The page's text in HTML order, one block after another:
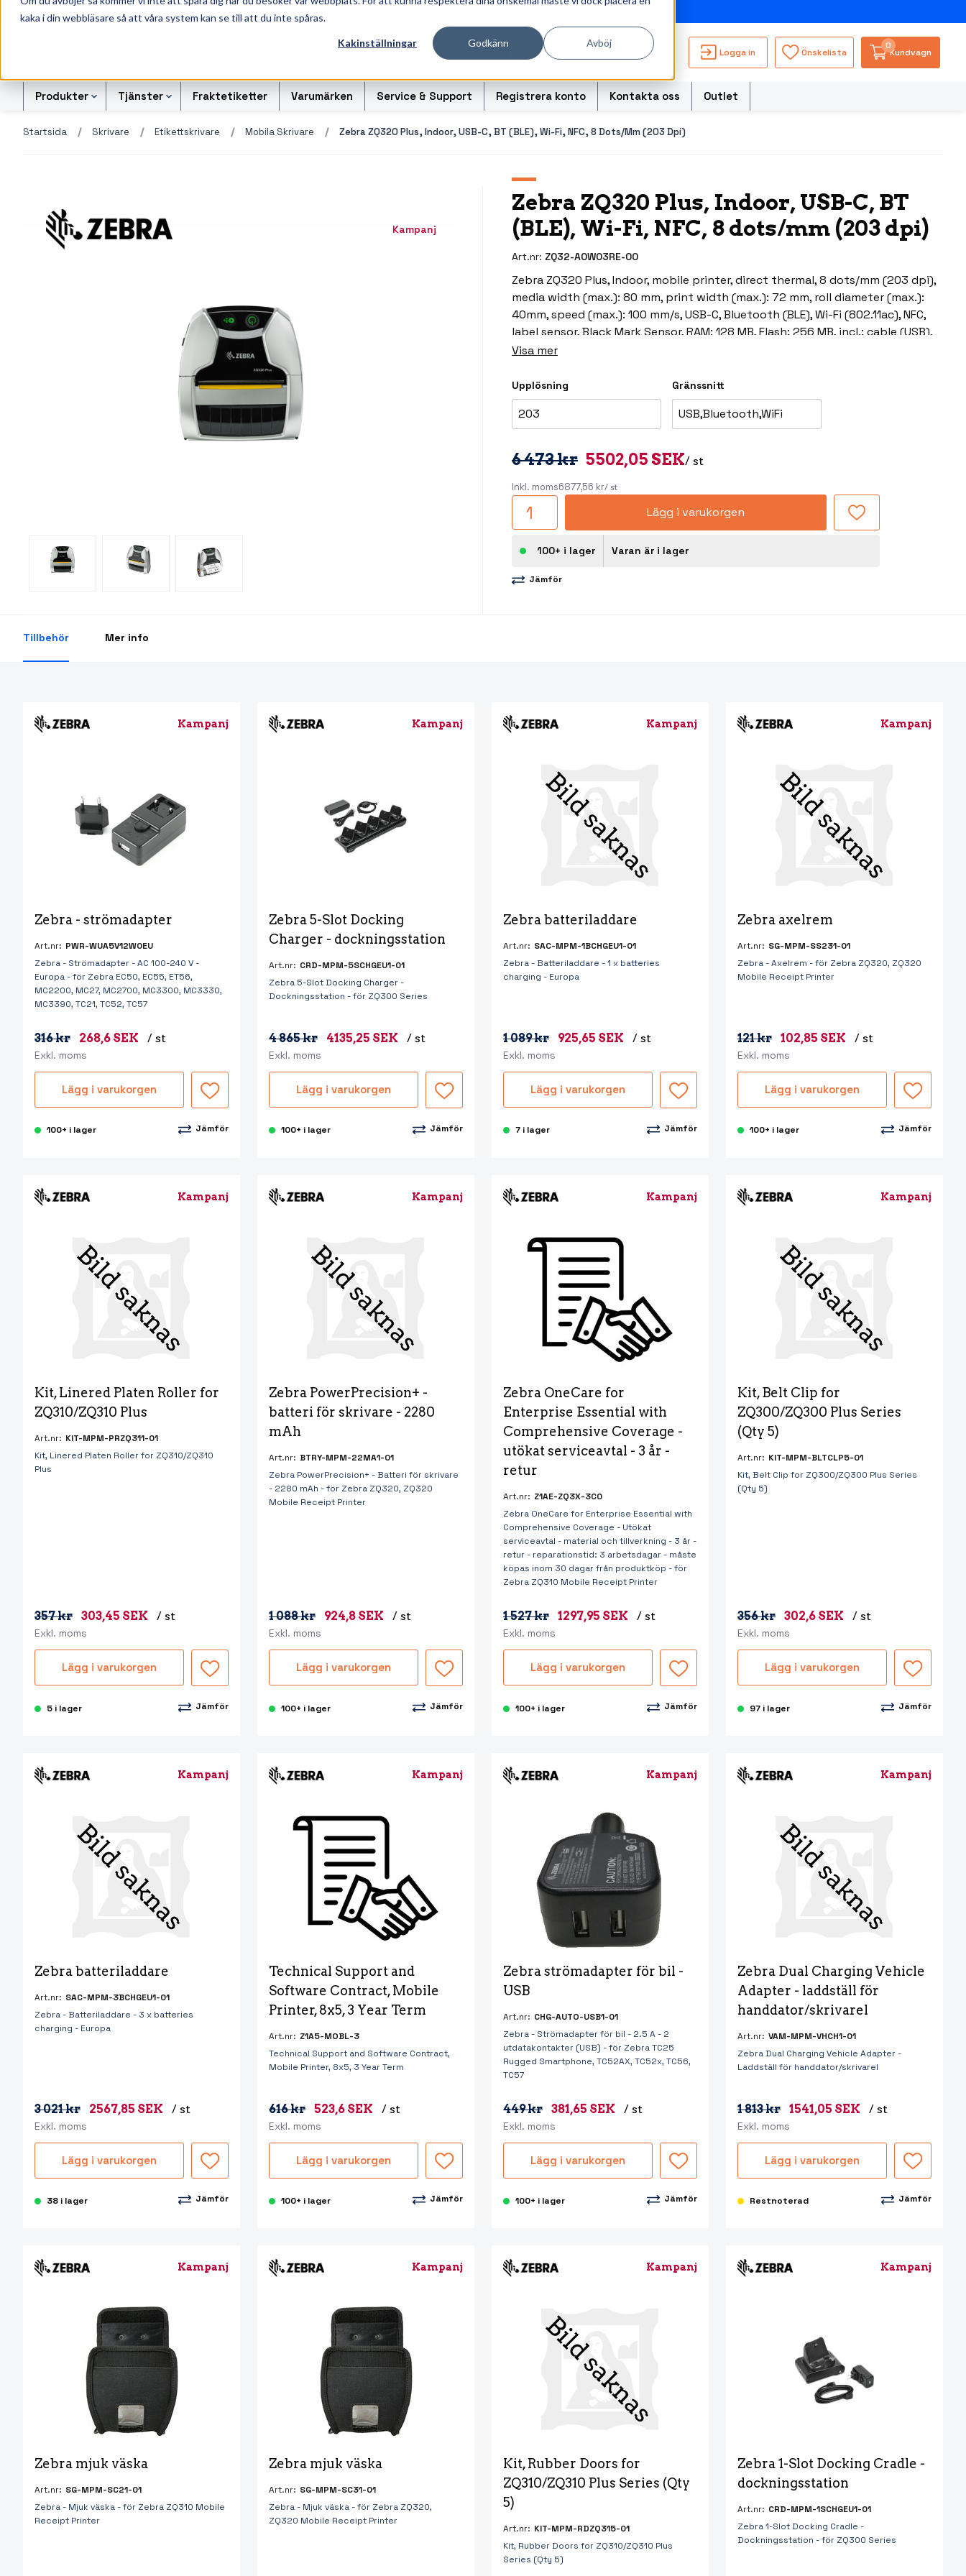
kaka i din webbläsare så att våra system kan se till att du inte spåras.
Kakinställningar Godkänn Avböj
Logga in Önskelista Kundvagn
0
Produkter
Armbandsskrivare
Kortskrivare
Etiketthållare och tillbehör
Förbrukning bläckstråleskrivare
Varningsetiketter
Handhållna streckkodsläsare
Bordsskanners
Streckkodsverifierare
Handdatorer
Tablets
Wearable Computers
Tillbehör handdatorer
Tillbehör tablets
Truckdatorerer och
fordonsdatorer
Pekskärmsdatorer
Pekskärmar
RFID Skrivare
RFID Etiketter
RFID Streckkodsläsare
NB-serien
PC-serien
Mobile Device Management
Outlet-handdatorer
Outlet-
Tjänster
Färgetiketter
Tryckta etiketter
Besökssystem
WMS - Lagersystem
Fraktetiketter Varumärken Service & Support Registrera konto Kontakta oss Outlet
Startsida Skrivare Etikettskrivare Mobila Skrivare Zebra ZQ320 Plus, Indoor, USB-C, BT (BLE), Wi-Fi, NFC, 8 Dots/mm (203 Dpi)
Kampanj
Zebra ZQ320 Plus, Indoor, USB-C, BT
(BLE), Wi-Fi, NFC, 8 dots/mm (203 dpi)
Art.nr: ZQ32-A0W03RE-00
Zebra ZQ320 Plus, Indoor, mobile printer, direct thermal, 8 dots/mm (203 dpi),
media width (max.): 80 mm, print width (max.): 72 mm, roll diameter (max.):
40mm, speed (max.): 100 mm/s, USB-C, Bluetooth (BLE), Wi-Fi (802.11ac), NFC,
label sensor, Black Mark Sensor, RAM: 128 MB, Flash: 256 MB, incl.: cable (USB),
belt clip, battery, 2300mAh
Visa mer
Upplösning
203
Gränssnitt
USB,Bluetooth,WiFi
6 473 kr 5502,05 SEK/ st
Inkl. moms6877,56 kr/ st
Lägg i varukorgen
100+ i lager Varan är i lager
Jämför
Tillbehör Mer info
Kampanj
Zebra - strömadapter
Art.nr: PWR-WUA5V12W0EU
Zebra - Strömadapter - AC 100-240 V -
Europa - för Zebra EC50, EC55, ET56,
MC2200, MC27, MC2700, MC3300, MC3330,
MC3390, TC21, TC52, TC57
316 kr 268,6 SEK / st
Exkl. moms
Lägg i varukorgen
100+ i lager Jämför
Kampanj
Zebra 5-Slot Docking
Charger - dockningsstation
Art.nr: CRD-MPM-5SCHGEU1-01
Zebra 5-Slot Docking Charger -
Dockningsstation - för ZQ300 Series
4 865 kr 4135,25 SEK / st
Exkl. moms
Lägg i varukorgen
100+ i lager Jämför
Kampanj
Zebra batteriladdare
Art.nr: SAC-MPM-1BCHGEU1-01
Zebra - Batteriladdare - 1 x batteries
charging - Europa
1 089 kr 925,65 SEK / st
Exkl. moms
Lägg i varukorgen
7 i lager Jämför
Kampanj
Zebra axelrem
Art.nr: SG-MPM-SS231-01
Zebra - Axelrem - för Zebra ZQ320, ZQ320
Mobile Receipt Printer
121 kr 102,85 SEK / st
Exkl. moms
Lägg i varukorgen
100+ i lager Jämför
Kampanj
Kit, Linered Platen Roller for
ZQ310/ZQ310 Plus
Art.nr: KIT-MPM-PRZQ311-01
Kit, Linered Platen Roller for ZQ310/ZQ310
Plus
357 kr 303,45 SEK / st
Exkl. moms
Lägg i varukorgen
5 i lager Jämför
Kampanj
Zebra PowerPrecision+ -
batteri för skrivare - 2280
mAh
Art.nr: BTRY-MPM-22MA1-01
Zebra PowerPrecision+ - Batteri för skrivare
- 2280 mAh - för Zebra ZQ320, ZQ320
Mobile Receipt Printer
1 088 kr 924,8 SEK / st
Exkl. moms
Lägg i varukorgen
100+ i lager Jämför
Kampanj
Zebra OneCare for
Enterprise Essential with
Comprehensive Coverage -
utökat serviceavtal - 3 år -
retur
Art.nr: Z1AE-ZQ3X-3C0
Zebra OneCare for Enterprise Essential with
Comprehensive Coverage - Utökat
serviceavtal - material och tillverkning - 3 år -
retur - reparationstid: 3 arbetsdagar - måste
köpas inom 30 dagar från produktköp - för
Zebra ZQ310 Mobile Receipt Printer
1 527 kr 1297,95 SEK / st
Exkl. moms
Lägg i varukorgen
100+ i lager Jämför
Kampanj
Kit, Belt Clip for
ZQ300/ZQ300 Plus Series
(Qty 5)
Art.nr: KIT-MPM-BLTCLP5-01
Kit, Belt Clip for ZQ300/ZQ300 Plus Series
(Qty 5)
356 kr 302,6 SEK / st
Exkl. moms
Lägg i varukorgen
97 i lager Jämför
Kampanj
Zebra batteriladdare
Art.nr: SAC-MPM-3BCHGEU1-01
Zebra - Batteriladdare - 3 x batteries
charging - Europa
3 021 kr 2567,85 SEK / st
Exkl. moms
Lägg i varukorgen
38 i lager Jämför
Kampanj
Technical Support and
Software Contract, Mobile
Printer, 8x5, 3 Year Term
Art.nr: Z1A5-MOBL-3
Technical Support and Software Contract,
Mobile Printer, 8x5, 3 Year Term
616 kr 523,6 SEK / st
Exkl. moms
Lägg i varukorgen
100+ i lager Jämför
Kampanj
Zebra strömadapter för bil -
USB
Art.nr: CHG-AUTO-USB1-01
Zebra - Strömadapter för bil - 2.5 A - 2
utdatakontakter (USB) - för Zebra TC25
Rugged Smartphone, TC52AX, TC52x, TC56,
TC57
449 kr 381,65 SEK / st
Exkl. moms
Lägg i varukorgen
100+ i lager Jämför
Kampanj
Zebra Dual Charging Vehicle
Adapter - laddställ för
handdator/skrivarel
Art.nr: VAM-MPM-VHCH1-01
Zebra Dual Charging Vehicle Adapter -
Laddställ för handdator/skrivarel
1 813 kr 1541,05 SEK / st
Exkl. moms
Lägg i varukorgen
Restnoterad Jämför
Kampanj
Zebra mjuk väska
Art.nr: SG-MPM-SC21-01
Zebra - Mjuk väska - för Zebra ZQ310 Mobile
Receipt Printer
Kampanj
Zebra mjuk väska
Art.nr: SG-MPM-SC31-01
Zebra - Mjuk väska - för Zebra ZQ320,
ZQ320 Mobile Receipt Printer
Kampanj
Kit, Rubber Doors for
ZQ310/ZQ310 Plus Series (Qty
5)
Art.nr: KIT-MPM-RDZQ315-01
Kit, Rubber Doors for ZQ310/ZQ310 Plus
Series (Qty 5)
Kampanj
Zebra 1-Slot Docking Cradle -
dockningsstation
Art.nr: CRD-MPM-1SCHGEU1-01
Zebra 1-Slot Docking Cradle -
Dockningsstation - för ZQ300 Series